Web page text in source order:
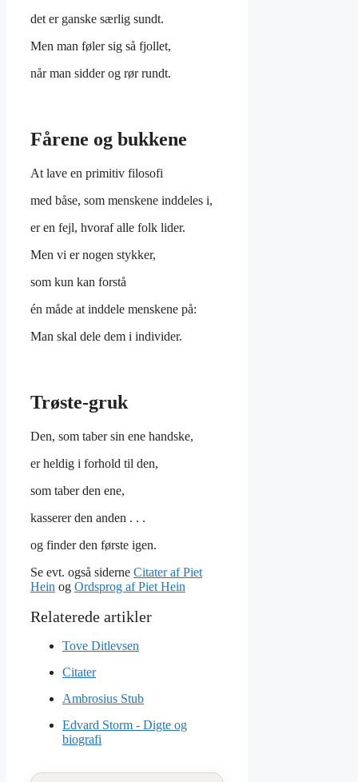
det er ganske særlig sundt.
Men man føler sig så fjollet,
når man sidder og rør rundt.
Fårene og bukkene
At lave en primitiv filosofi
med båse, som menskene inddeles i,
er en fejl, hvoraf alle folk lider.
Men vi er nogen stykker,
som kun kan forstå
én måde at inddele menskene på:
Man skal dele dem i individer.
Trøste-gruk
Den, som taber sin ene handske,
er heldig i forhold til den,
som taber den ene,
kasserer den anden . . .
og finder den første igen.
Se evt. også siderne Citater af Piet
Hein og Ordsprog af Piet Hein
Tove Ditlevsen
Citater
Ambrosius Stub
Edvard Storm - Digte og
biografi